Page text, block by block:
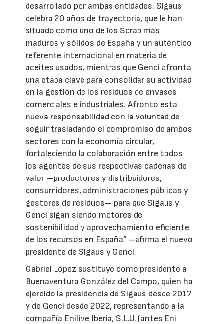
desarrollado por ambas entidades. Sigaus
celebra 20 años de trayectoria, que le han
situado como uno de los Scrap más
maduros y sólidos de España y un auténtico
referente internacional en materia de
aceites usados, mientras que Genci afronta
una etapa clave para consolidar su actividad
en la gestión de los residuos de envases
comerciales e industriales. Afronto esta
nueva responsabilidad con la voluntad de
seguir trasladando el compromiso de ambos
sectores con la economía circular,
fortaleciendo la colaboración entre todos
los agentes de sus respectivas cadenas de
valor —productores y distribuidores,
consumidores, administraciones públicas y
gestores de residuos— para que Sigaus y
Genci sigan siendo motores de
sostenibilidad y aprovechamiento eficiente
de los recursos en España” –afirma el nuevo
presidente de Sigaus y Genci.
Gabriel López sustituye como presidente a
Buenaventura González del Campo, quien ha
ejercido la presidencia de Sigaus desde 2017
y de Genci desde 2022, representando a la
compañía Enilive Iberia, S.L.U. (antes Eni